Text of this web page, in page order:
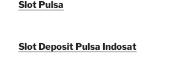
Slot Pulsa
Slot Deposit Pulsa Indosat